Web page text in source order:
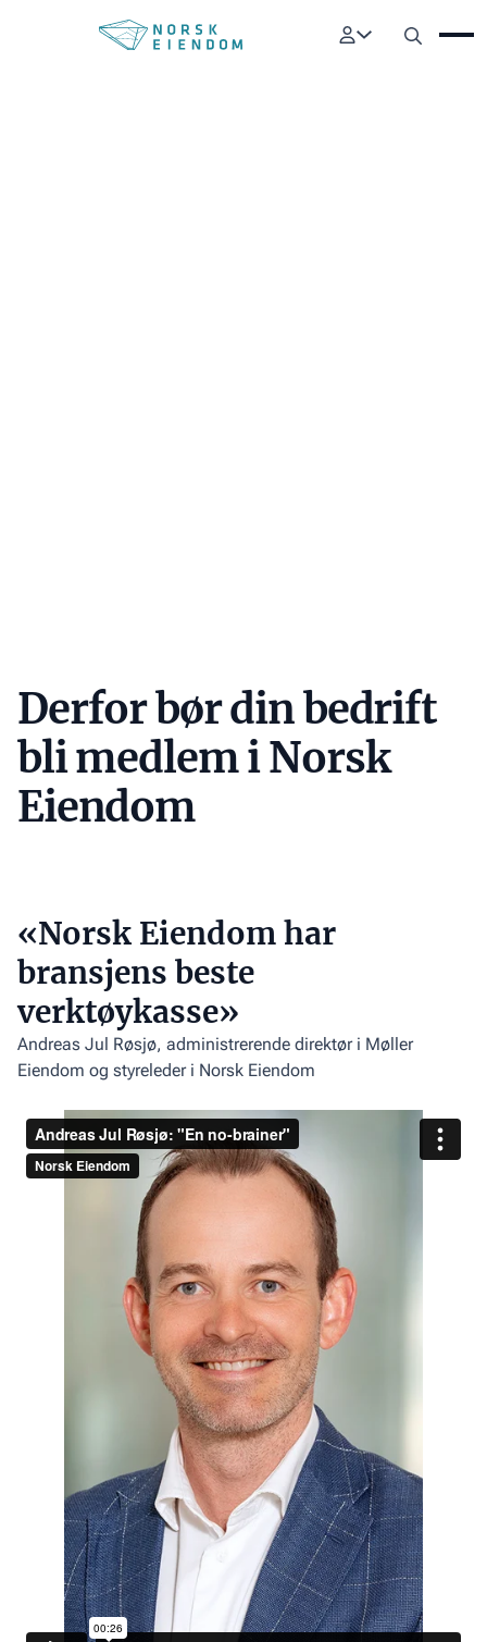
Derfor bør din bedrift
bli medlem i Norsk
Eiendom
«Norsk Eiendom har
bransjens beste
verktøykasse»
Andreas Jul Røsjø, administrerende direktør i Møller
Eiendom og styreleder i Norsk Eiendom